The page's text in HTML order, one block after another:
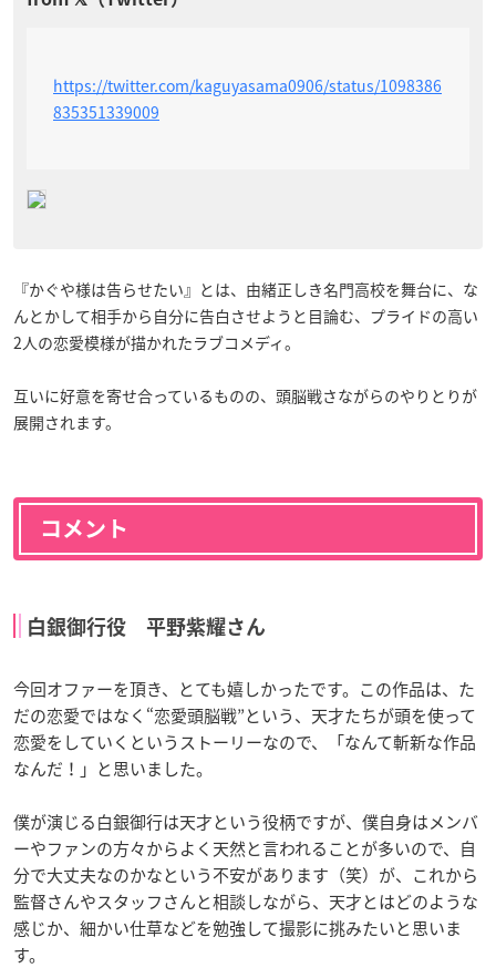
https://twitter.com/kaguyasama0906/status/1098386
835351339009
『かぐや様は告らせたい』とは、由緒正しき名門高校を舞台に、な
んとかして相手から自分に告白させようと目論む、プライドの高い
2人の恋愛模様が描かれたラブコメディ。
互いに好意を寄せ合っているものの、頭脳戦さながらのやりとりが
展開されます。
コメント
白銀御行役 平野紫耀さん
今回オファーを頂き、とても嬉しかったです。この作品は、た
だの恋愛ではなく“恋愛頭脳戦”という、天才たちが頭を使って
恋愛をしていくというストーリーなので、「なんて斬新な作品
なんだ！」と思いました。
僕が演じる白銀御行は天才という役柄ですが、僕自身はメンバ
ーやファンの方々からよく天然と言われることが多いので、自
分で大丈夫なのかなという不安があります（笑）が、これから
監督さんやスタッフさんと相談しながら、天才とはどのような
感じか、細かい仕草などを勉強して撮影に挑みたいと思いま
す。